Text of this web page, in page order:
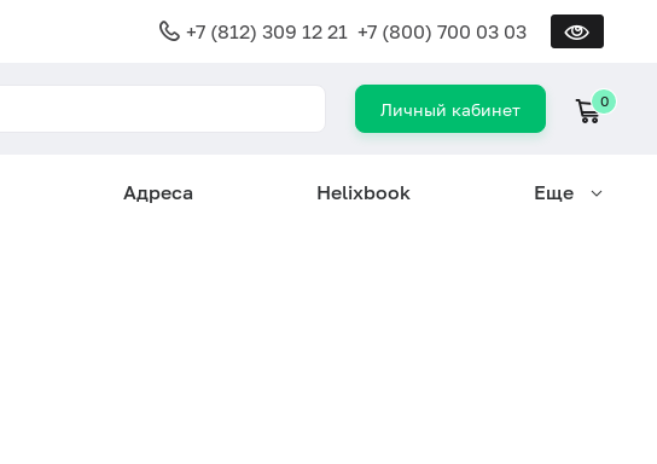
+7 (812) 309 12 21 +7 (800) 700 03 03
Личный кабинет 0
Адреса Helixbook Еще